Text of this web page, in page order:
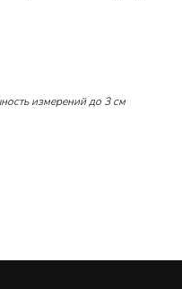
измерений до 3 см